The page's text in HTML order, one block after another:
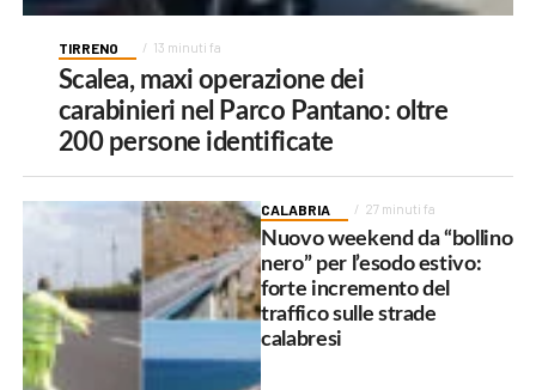
TIRRENO 13 minuti fa
Scalea, maxi operazione dei
carabinieri nel Parco Pantano: oltre
200 persone identificate
CALABRIA 27 minuti fa
Nuovo weekend da “bollino
nero” per l’esodo estivo:
forte incremento del
traffico sulle strade
calabresi